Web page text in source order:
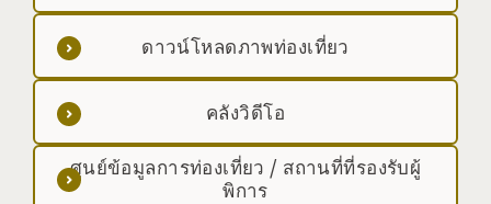
ดาวน์โหลดภาพท่องเที่ยว
คลังวิดีโอ
ศูนย์ข้อมูลการท่องเที่ยว / สถานที่ที่รองรับผู้
พิการ